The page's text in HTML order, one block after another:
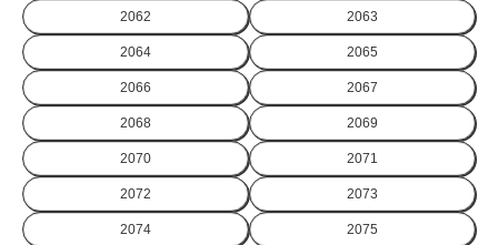
2062 2063
2064 2065
2066 2067
2068 2069
2070 2071
2072 2073
2074 2075